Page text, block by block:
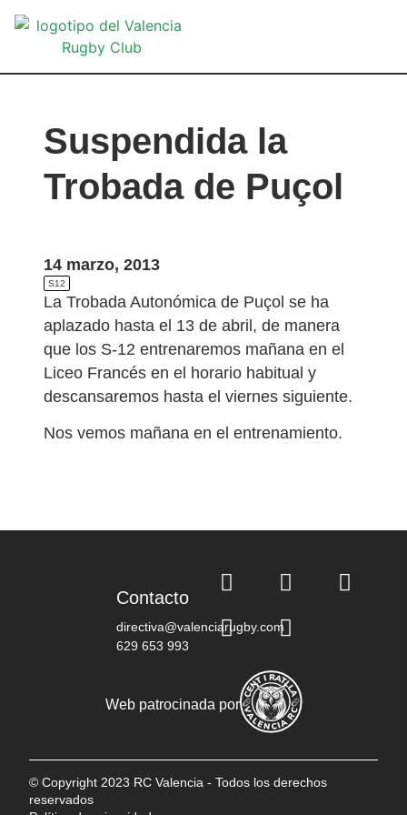
Suspendida la
Trobada de Puçol
14 marzo, 2013
S12
La Trobada Autonómica de Puçol se ha
aplazado hasta el 13 de abril, de manera
que los S-12 entrenaremos mañana en el
Liceo Francés en el horario habitual y
descansaremos hasta el viernes siguiente.
Nos vemos mañana en el entrenamiento.
Contacto
directiva@valenciarugby.com
629 653 993
Web patrocinada por
© Copyright 2023 RC Valencia - Todos los derechos
reservados